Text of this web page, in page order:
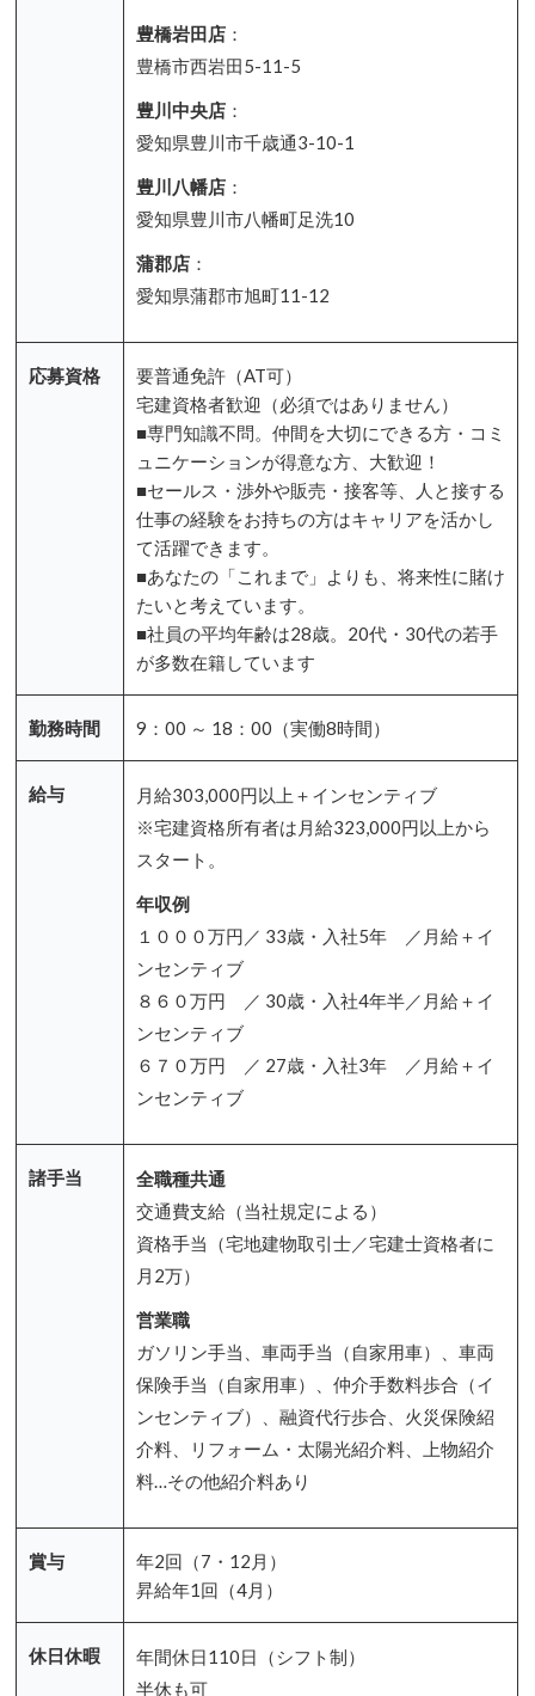
豊橋岩田店 ：
豊橋市西岩田5-11-5
豊川中央店 ：
愛知県豊川市千歳通3-10-1
豊川八幡店 ：
愛知県豊川市八幡町足洗10
蒲郡店 ：
愛知県蒲郡市旭町11-12
応募資格
要普通免許（AT可）
宅建資格者歓迎（必須ではありません）
■専門知識不問。仲間を大切にできる方・コミ
ュニケーションが得意な方、大歓迎！
■セールス・渉外や販売・接客等、人と接する
仕事の経験をお持ちの方はキャリアを活かし
て活躍できます。
■あなたの「これまで」よりも、将来性に賭け
たいと考えています。
■社員の平均年齢は28歳。20代・30代の若手
が多数在籍しています
勤務時間 9：00 ～ 18：00（実働8時間）
給与
月給303,000円以上＋インセンティブ
※宅建資格所有者は月給323,000円以上から
スタート。
年収例
１０００万円／ 33歳・入社5年 ／月給＋イ
ンセンティブ
８６０万円 ／ 30歳・入社4年半／月給＋イ
ンセンティブ
６７０万円 ／ 27歳・入社3年 ／月給＋イ
ンセンティブ
諸手当
全職種共通
交通費支給（当社規定による）
資格手当（宅地建物取引士／宅建士資格者に
月2万）
営業職
ガソリン手当、車両手当（自家用車）、車両
保険手当（自家用車）、仲介手数料歩合（イ
ンセンティブ）、融資代行歩合、火災保険紹
介料、リフォーム・太陽光紹介料、上物紹介
料…その他紹介料あり
賞与
年2回（7・12月）
昇給年1回（4月）
休日休暇
年間休日110日（シフト制）
半休も可